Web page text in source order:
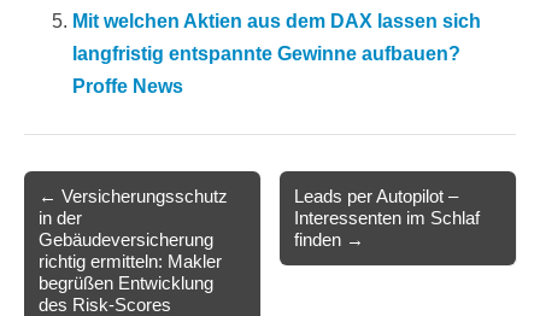
Mit welchen Aktien aus dem DAX lassen sich
langfristig entspannte Gewinne aufbauen?
Proffe News
Post
navigation
← Versicherungsschutz
in der
Gebäudeversicherung
richtig ermitteln: Makler
begrüßen Entwicklung
des Risk-Scores
Leads per Autopilot –
Interessenten im Schlaf
finden →